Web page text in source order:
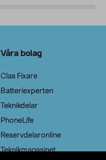
Våra bolag
Clas Fixare
Batteriexperten
Teknikdelar
PhoneLife
Reservdelaronline
Teknikmagasinet